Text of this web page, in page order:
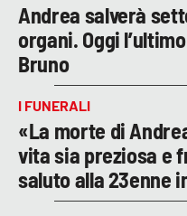
Andrea salverà
organi. Oggi
Bruno
I FUNERALI
«La morte di
vita sia preziosa e
saluto alla 23enne